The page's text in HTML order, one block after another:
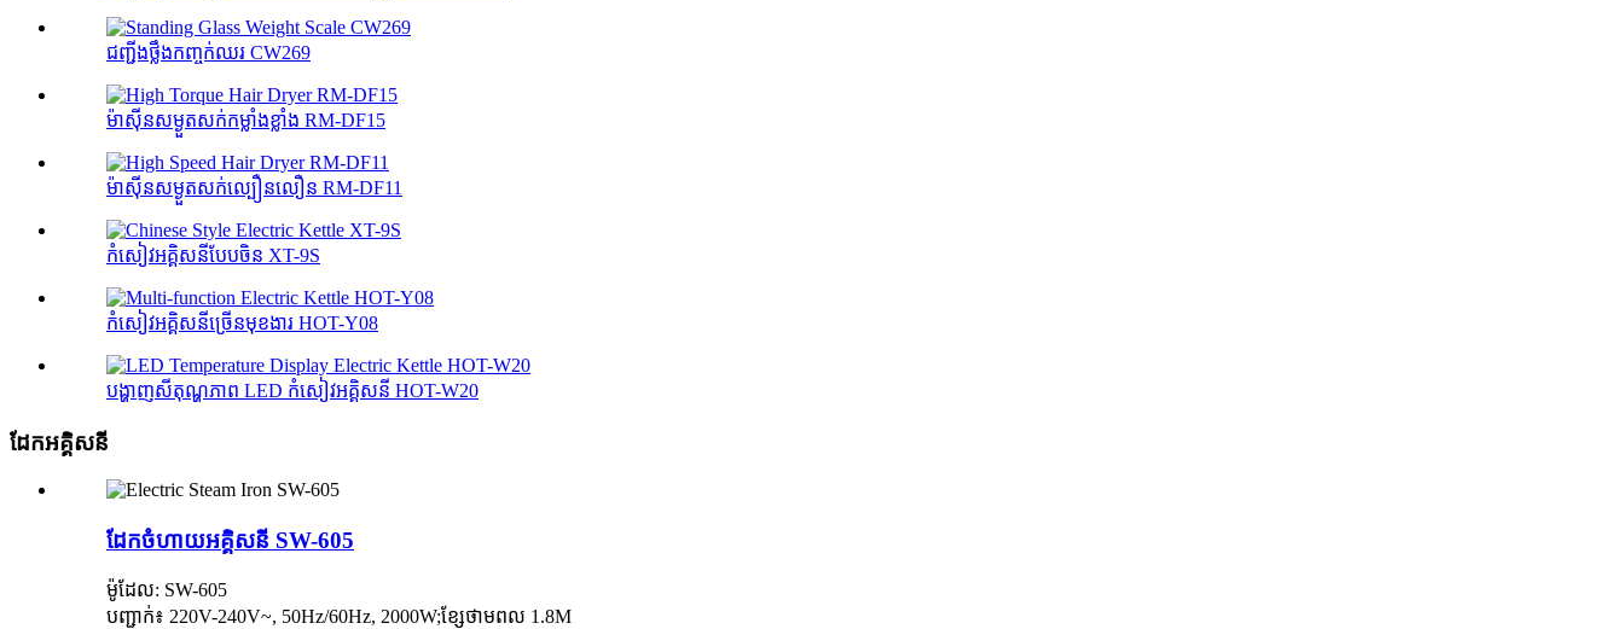
ជញ្ជីងថ្លឹងកញ្ចក់ឈរ CW269
ម៉ាស៊ីនសម្ងួតសក់កម្លាំងខ្លាំង RM-DF15
ម៉ាស៊ីនសម្ងួតសក់ល្បឿនលឿន RM-DF11
កំសៀវអគ្គិសនីបែបចិន XT-9S
កំសៀវអគ្គិសនីច្រើនមុខងារ HOT-Y08
បង្ហាញសីតុណ្ហភាព LED កំសៀវអគ្គិសនី HOT-W20
ដែកអគ្គិសនី
ដែកចំហាយអគ្គិសនី SW-605
ម៉ូដែល: SW-605
បញ្ជាក់៖ 220V-240V~, 50Hz/60Hz, 2000W;ខ្សែថាមពល 1.8M